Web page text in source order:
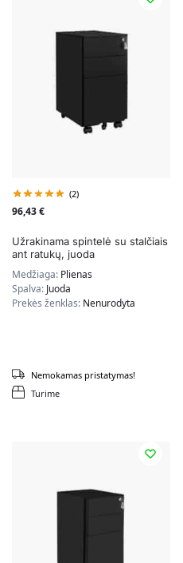
(2)
96,43€
Užrakinama spintelė su stalčiais
ant ratukų, juoda
Medžiaga: Plienas
Spalva: Juoda
Prekės ženklas: Nenurodyta
Turime
Nemokamas pristatymas!